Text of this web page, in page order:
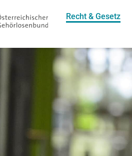
Recht & Gesetz